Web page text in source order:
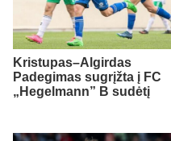
Kristupas–Algirdas
Padegimas sugrįžta į FC
„Hegelmann” B sudėtį